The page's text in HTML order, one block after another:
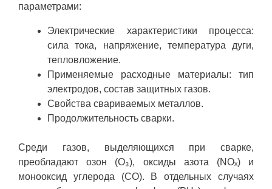
параметрами:
Электрические характеристики процесса:
сила тока, напряжение, температура дуги,
тепловложение.
Применяемые расходные материалы: тип
электродов, состав защитных газов.
Свойства свариваемых металлов.
Продолжительность сварки.
Среди газов, выделяющихся при сварке,
преобладают озон (O₃), оксиды азота (NOₓ) и
монооксид углерода (CO). В отдельных случаях